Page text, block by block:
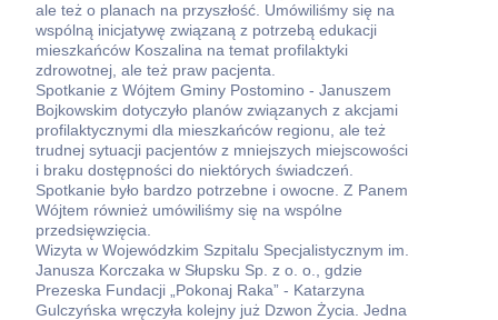
ale też o planach na przyszłość. Umówiliśmy się na
wspólną inicjatywę związaną z potrzebą edukacji
mieszkańców Koszalina na temat profilaktyki
zdrowotnej, ale też praw pacjenta.
Spotkanie z Wójtem Gminy Postomino - Januszem
Bojkowskim dotyczyło planów związanych z akcjami
profilaktycznymi dla mieszkańców regionu, ale też
trudnej sytuacji pacjentów z mniejszych miejscowości
i braku dostępności do niektórych świadczeń.
Spotkanie było bardzo potrzebne i owocne. Z Panem
Wójtem również umówiliśmy się na wspólne
przedsięwzięcia.
Wizyta w Wojewódzkim Szpitalu Specjalistycznym im.
Janusza Korczaka w Słupsku Sp. z o. o., gdzie
Prezeska Fundacji „Pokonaj Raka” - Katarzyna
Gulczyńska wręczyła kolejny już Dzwon Życia. Jedna